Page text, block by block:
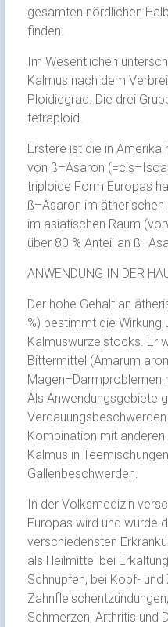
gesamten nördlichen
finden.
Im Wesentlichen
Kalmus nach dem
Ploidiegrad. Die drei
tetraploid.
Erstere ist die in Amerika
von ß–Asaron
triploide Form Europas
ß–Asaron im
im asiatischen Raum
über 80 % Anteil an
ANWENDUNG IN DER
Der hohe Gehalt an
%) bestimmt die Wirkung
Kalmuswurzelstocks. Er
Bittermittel (Amarum
Magen–Darmproblemen
Als Anwendungsgebiete
Kombination mit
Kalmus in
Gallenbeschwerden.
In der Volksmedizin
Europas wird und wurde
verschiedensten
als Heilmittel bei
Schnupfen, bei Kopf-
Schmerzen, Arthritis und